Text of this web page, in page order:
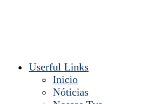
Userful Links
Inicio
Nóticias